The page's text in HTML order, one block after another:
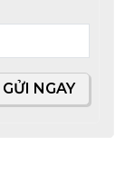
GỬI NGAY